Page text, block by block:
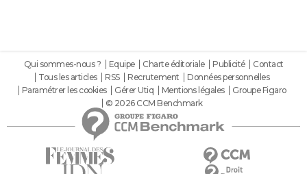
Qui sommes-nous ? Equipe Charte éditoriale Publicité
Contact
Tous les articles
RSS Recrutement
Données personnelles
Paramétrer les cookies
Gérer Utiq Mentions légales
Groupe Figaro
© 2026 CCM Benchmark